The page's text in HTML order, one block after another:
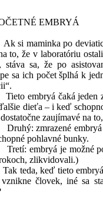
EMBRYÁ
po deviatich
to, že v laboratóriu
stáva sa, že po
sa ich počet šplhá k
čaká jeden z
dieťa – i keď
zaujímavé na
zmrazené embryá
pohlavné bunky.
je možné
zlikvidovali.)
keď tieto embryá
človek, iné sa